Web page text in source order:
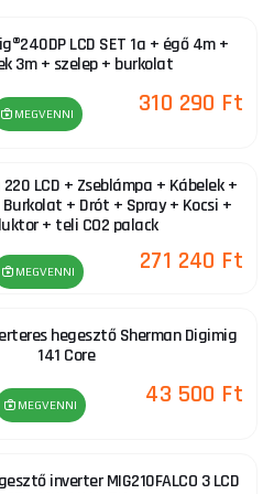
és acélszerkezetek
rozsdamentes acél és réz
hegesztési helyzetben.
kevesebb füstgáz keletkezik
anyagba rövidzárlatos
hegesztők
LCD SET 1a + égő 4m +
3m + szelep + burkolat
MEGVENNI 310 290 Ft
LCD + Zseblámpa + Kábelek +
Burkolat + Drót + Spray + Kocsi +
+ teli CO2 palack
MEGVENNI 271 240 Ft
hegesztő Sherman Digimig
141 Core
MEGVENNI 43 500 Ft
inverter MIG210FALCO 3 LCD